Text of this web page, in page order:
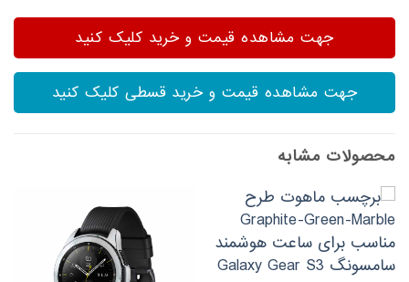
جهت مشاهده قیمت و خرید کلیک کنید
جهت مشاهده قیمت و خرید قسطی کلیک کنید
محصولات مشابه